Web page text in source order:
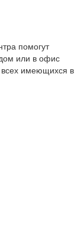
помогут
или в офис
всех имеющихся в